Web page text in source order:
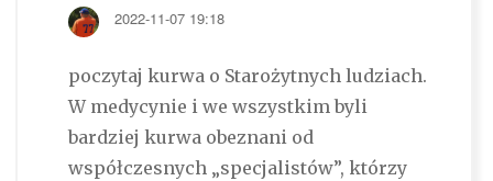
2022-11-07 19:18
poczytaj kurwa o Starożytnych ludziach.
W medycynie i we wszystkim byli
bardziej kurwa obeznani od
współczesnych „specjalistów”, którzy